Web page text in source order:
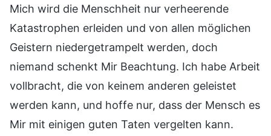
Mich wird die Menschheit nur verheerende
Katastrophen erleiden und von allen möglichen
Geistern niedergetrampelt werden, doch
niemand schenkt Mir Beachtung. Ich habe Arbeit
vollbracht, die von keinem anderen geleistet
werden kann, und hoffe nur, dass der Mensch es
Mir mit einigen guten Taten vergelten kann.